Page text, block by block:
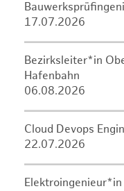
17.07.2026
Bezirksleiter*in
Hafenbahn
06.08.2026
Cloud Devops
22.07.2026